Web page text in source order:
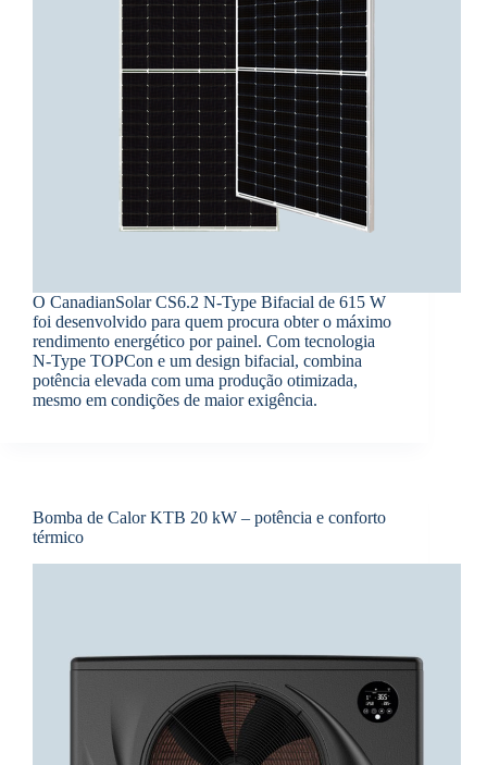
O CanadianSolar CS6.2 N-Type Bifacial de 615 W
foi desenvolvido para quem procura obter o máximo
rendimento energético por painel. Com tecnologia
N-Type TOPCon e um design bifacial, combina
potência elevada com uma produção otimizada,
mesmo em condições de maior exigência.
Bomba de Calor KTB 20 kW – potência e conforto
térmico